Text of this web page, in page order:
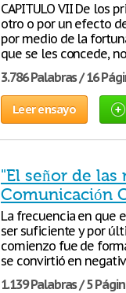
CAPITULO VII De los
otro o por un efecto
por medio de la
que se les concede,
3.786 Palabras / 16
Leer ensayo
"El señor de las
Comunicación
La frecuencia en que
ser suficiente y por
comienzo fue de
se convirtió en
1.139 Palabras / 5